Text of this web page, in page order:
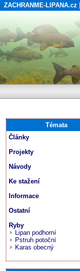
ZACHRANME-LIPANA.cz
Témata
Články
Projekty
Návody
Ke stažení
Informace
Ostatní
Ryby
Lipan podhorní
Pstruh potoční
Karas obecný